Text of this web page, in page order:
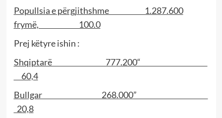
Popullsia e përgjithshme 1.287.600
frymë, 100.0
Prej këtyre ishin :
Shqiptarë 777.200“
60,4
Bullgar 268.000”
20,8